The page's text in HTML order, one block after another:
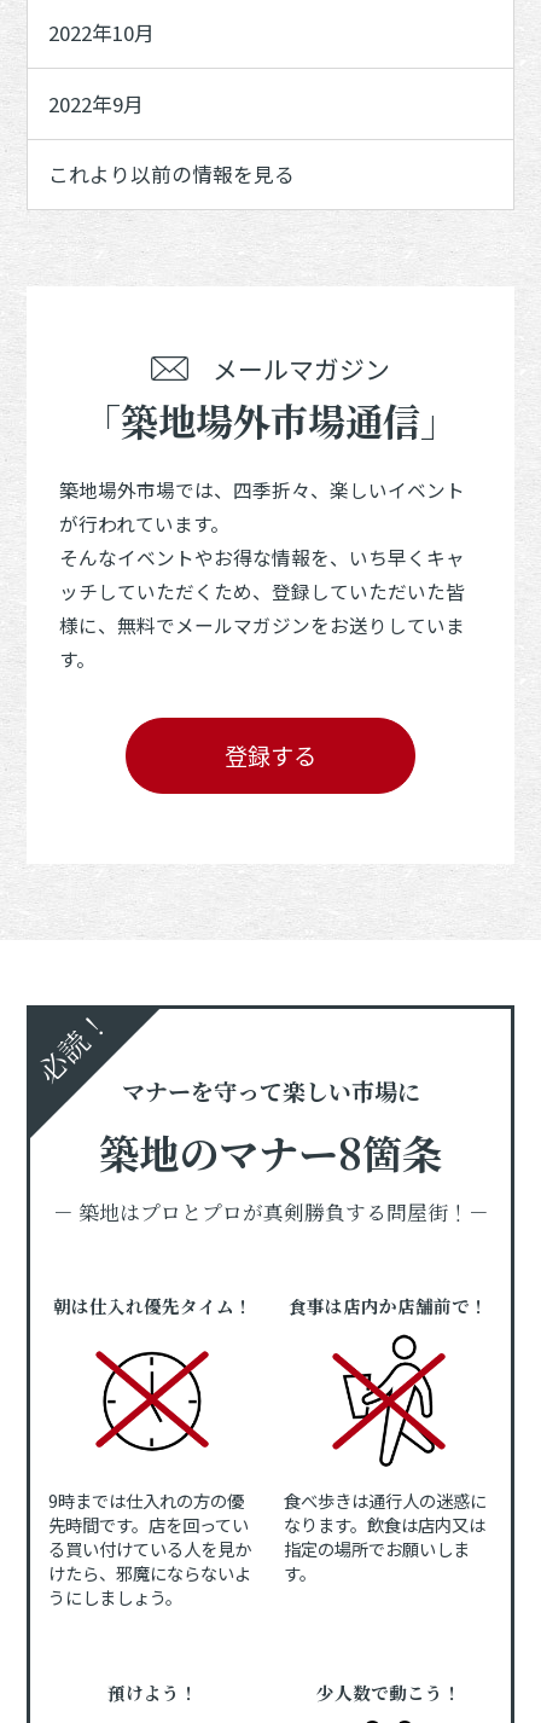
2022年10月
2022年9月
これより以前の情報を見る
メールマガジン
「築地場外市場通信」
築地場外市場では、四季折々、楽しいイベント
が行われています。
そんなイベントやお得な情報を、いち早くキャ
ッチしていただくため、登録していただいた皆
様に、無料でメールマガジンをお送りしていま
す。
登録する
必読！
マナーを守って楽しい市場に
築地のマナー8箇条
－ 築地はプロとプロが真剣勝負する問屋街！－
朝は仕入れ優先タイム！
9時までは仕入れの方の優
先時間です。店を回ってい
る買い付けている人を見か
けたら、邪魔にならないよ
うにしましょう。
食事は店内か店舗前で！
食べ歩きは通行人の迷惑に
なります。飲食は店内又は
指定の場所でお願いしま
す。
預けよう！ 少人数で動こう！